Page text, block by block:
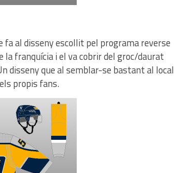
fa al disseny escollit pel programa reverse
la franquícia i el va cobrir del groc/daurat
disseny que al semblar-se bastant al local
propis fans.